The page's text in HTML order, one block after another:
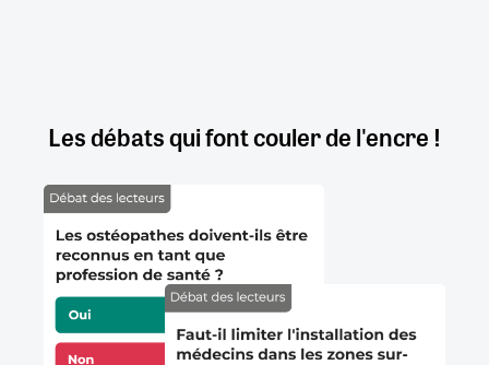
Les débats qui font couler de l'encre !